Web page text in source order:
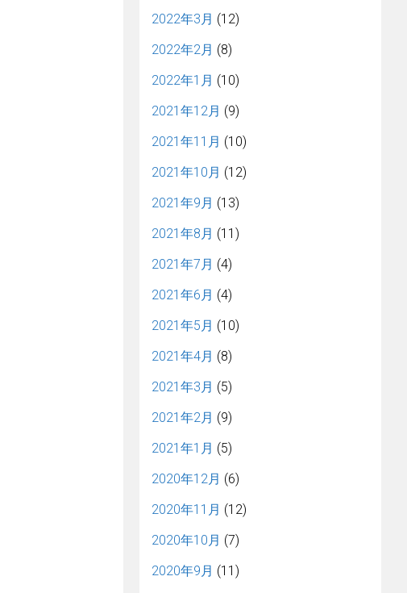
2022年3月 (12)
2022年2月 (8)
2022年1月 (10)
2021年12月 (9)
2021年11月 (10)
2021年10月 (12)
2021年9月 (13)
2021年8月 (11)
2021年7月 (4)
2021年6月 (4)
2021年5月 (10)
2021年4月 (8)
2021年3月 (5)
2021年2月 (9)
2021年1月 (5)
2020年12月 (6)
2020年11月 (12)
2020年10月 (7)
2020年9月 (11)